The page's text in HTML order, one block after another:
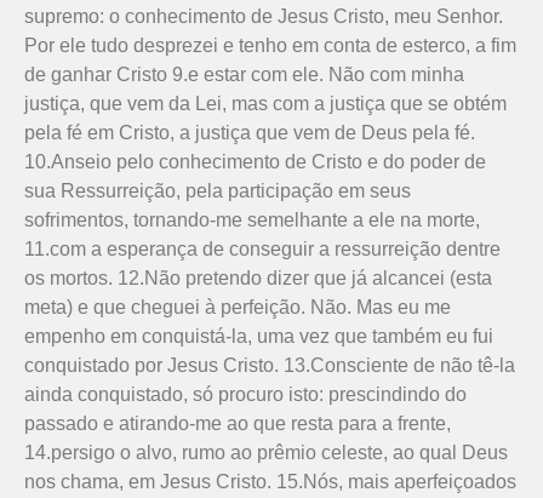
supremo: o conhecimento de Jesus Cristo, meu Senhor.
Por ele tudo desprezei e tenho em conta de esterco, a fim
de ganhar Cristo 9.e estar com ele. Não com minha
justiça, que vem da Lei, mas com a justiça que se obtém
pela fé em Cristo, a justiça que vem de Deus pela fé.
10.Anseio pelo conhecimento de Cristo e do poder de
sua Ressurreição, pela participação em seus
sofrimentos, tornando-me semelhante a ele na morte,
11.com a esperança de conseguir a ressurreição dentre
os mortos. 12.Não pretendo dizer que já alcancei (esta
meta) e que cheguei à perfeição. Não. Mas eu me
empenho em conquistá-la, uma vez que também eu fui
conquistado por Jesus Cristo. 13.Consciente de não tê-la
ainda conquistado, só procuro isto: pres­cindindo do
passado e atirando-me ao que resta para a frente,
14.persigo o alvo, rumo ao prêmio celeste, ao qual Deus
nos chama, em Jesus Cristo. 15.Nós, mais aperfeiçoados